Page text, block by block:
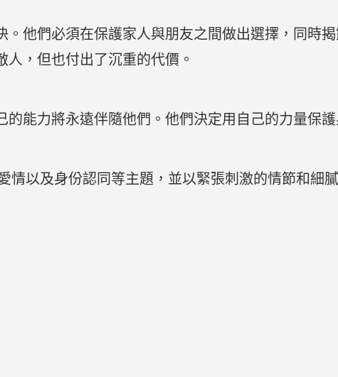
他們必須在保護家人與朋友之間做出選擇，同時
，但也付出了沉重的代價。
能力將永遠伴隨他們。他們決定用自己的力量保
情以及身份認同等主題，並以緊張刺激的情節和細